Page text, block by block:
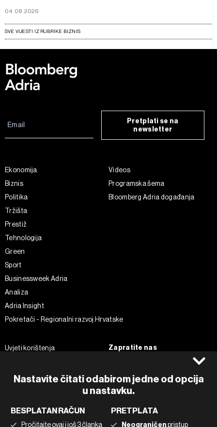
04.08.2026
SVE VIJESTI IZ RUBRIKE BIZNIS
Nastavite čitati odabirom jedne od opcija
u nastavku.
BESPLATAN RAČUN
Pročitajte ovaj i još 3 članka
PRETPLATA
Neograničenpristup
Pretplati se na
newsletter
Ekonomija
Biznis
Politika
Tržišta
Prestiž
Tehnologija
Green
Sport
Businessweek Adria
Analiza
Adria Insight
Pokretači - Regionalni razvoj Hrvatske
Videos
Programska šema
Bloomberg Adria događanja
Uvjeti korištenja
Politika kolačića
Korištenje umjetne inteligencije
Zapratite nas
Instagram
Twitter
Tiktok